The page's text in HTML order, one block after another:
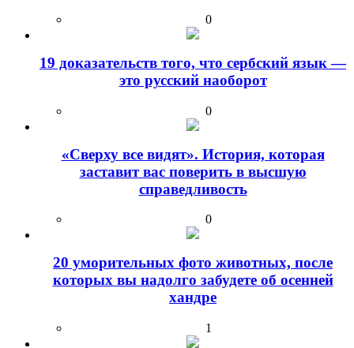
0
19 доказательств того, что сербский язык —
это русский наоборот
0
«Сверху все видят». История, которая
заставит вас поверить в высшую
справедливость
0
20 уморительных фото животных, после
которых вы надолго забудете об осенней
хандре
1